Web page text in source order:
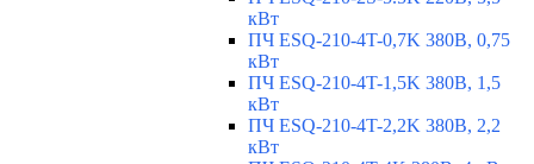
кВт
ПЧ ESQ-210-4T-0,7K 380В, 0,75
кВт
ПЧ ESQ-210-4T-1,5K 380В, 1,5
кВт
ПЧ ESQ-210-4T-2,2K 380В, 2,2
кВт